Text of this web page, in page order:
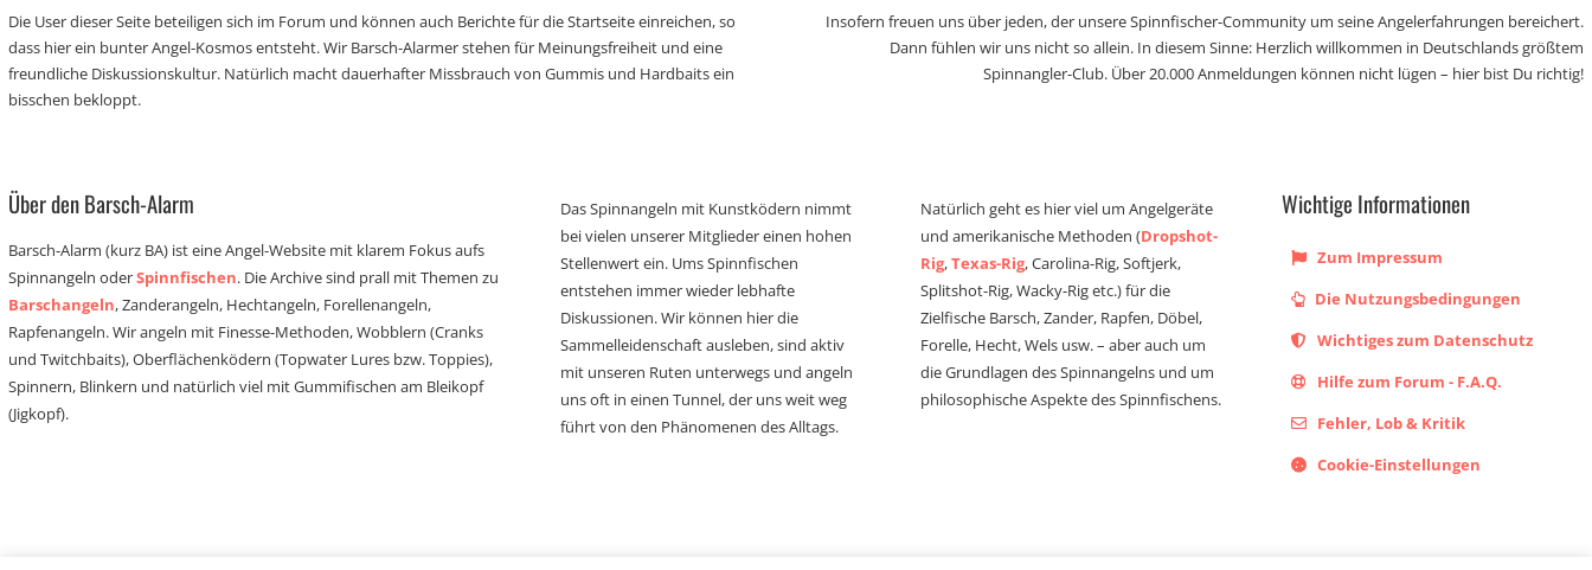
Die User dieser Seite beteiligen sich im Forum und können auch Berichte für die Startseite einreichen, so
dass hier ein bunter Angel-Kosmos entsteht. Wir Barsch-Alarmer stehen für Meinungsfreiheit und eine
freundliche Diskussionskultur. Natürlich macht dauerhafter Missbrauch von Gummis und Hardbaits ein
bisschen bekloppt.
Insofern freuen uns über jeden, der unsere Spinnfischer-Community um seine Angelerfahrungen bereichert.
Dann fühlen wir uns nicht so allein. In diesem Sinne: Herzlich willkommen in Deutschlands größtem
Spinnangler-Club. Über 20.000 Anmeldungen können nicht lügen – hier bist Du richtig!
Über den Barsch-Alarm
Barsch-Alarm (kurz BA) ist eine Angel-Website mit klarem Fokus aufs
Spinnangeln oderSpinnfischen. Die Archive sind prall mit Themen zu
Barschangeln, Zanderangeln, Hechtangeln, Forellenangeln,
Rapfenangeln. Wir angeln mit Finesse-Methoden, Wobblern (Cranks
und Twitchbaits), Oberflächenködern (Topwater Lures bzw. Toppies),
Spinnern, Blinkern und natürlich viel mit Gummifischen am Bleikopf
(Jigkopf).
Das Spinnangeln mit Kunstködern nimmt
bei vielen unserer Mitglieder einen hohen
Stellenwert ein. Ums Spinnfischen
entstehen immer wieder lebhafte
Diskussionen. Wir können hier die
Sammelleidenschaft ausleben, sind aktiv
mit unseren Ruten unterwegs und angeln
uns oft in einen Tunnel, der uns weit weg
führt von den Phänomenen des Alltags.
Natürlich geht es hier viel um Angelgeräte
und amerikanische Methoden (Dropshot-
Rig,Texas-Rig, Carolina-Rig, Softjerk,
Splitshot-Rig, Wacky-Rig etc.) für die
Zielfische Barsch, Zander, Rapfen, Döbel,
Forelle, Hecht, Wels usw. – aber auch um
die Grundlagen des Spinnangelns und um
philosophische Aspekte des Spinnfischens.
Wichtige Informationen
Zum Impressum
Die Nutzungsbedingungen
Wichtiges zum Datenschutz
Hilfe zum Forum - F.A.Q.
Fehler, Lob & Kritik
Cookie-Einstellungen